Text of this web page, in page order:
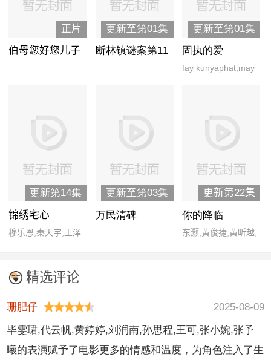
正片
伯母您好您儿子
更新至第01集
断林镇谜案第11
更新至第01集
固执的爱
fay kunyaphat,may
更新第14集
锦绣宅心
穆乐恩,秦天宇,王泽
更新至第03集
万民清碑
更新第22集
你的降临
东灏,黄俊捷,黄昕越,
精选评论
珊肥仔
2025-08-09
毕雯珺,代云帆,黄婷婷,刘润南,孙思程,王可,张小婉,张予
曦的表演赋予了电影更多的情感和温度，为角色注入了生